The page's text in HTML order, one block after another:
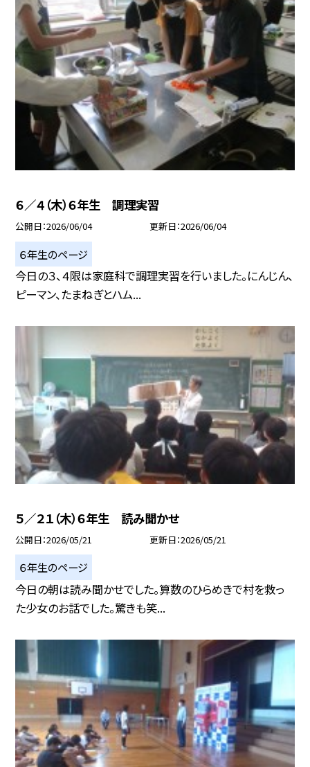
６／４（木）６年生 調理実習
公開日 2026/06/04 更新日 2026/06/04
６年生のページ
今日の３、４限は家庭科で調理実習を行いました。にんじん、
ピーマン、たまねぎとハム...
５／２１（木）６年生 読み聞かせ
公開日 2026/05/21 更新日 2026/05/21
６年生のページ
今日の朝は読み聞かせでした。算数のひらめきで村を救っ
た少女のお話でした。驚きも笑...